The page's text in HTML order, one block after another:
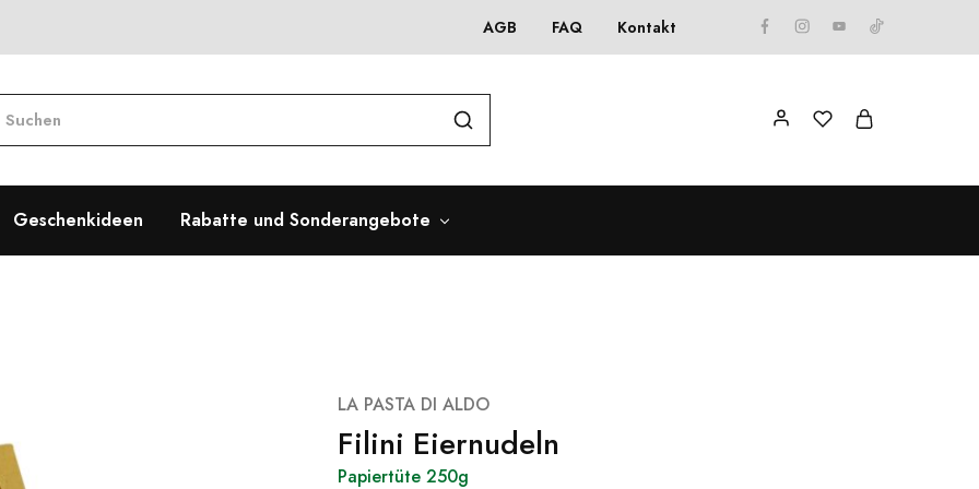
AGB FAQ Kontakt
Geschenkideen Rabatte und Sonderangebote
LA PASTA DI ALDO
Filini Eiernudeln
Papiertüte 250g